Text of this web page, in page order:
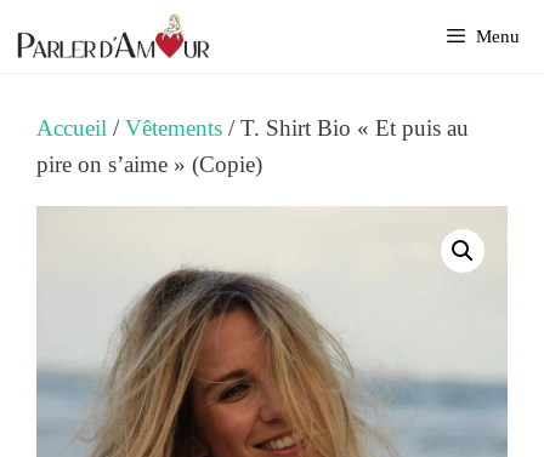
au
Menu
Accueil / Vêtements / T. Shirt Bio « Et puis au
pire on s’aime » (Copie)